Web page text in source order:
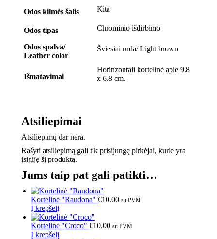
Odos kilmės šalis Kita
Odos tipas Chrominio išdirbimo
Odos spalva/
Leather color
Šviesiai ruda/ Light brown
Išmatavimai
Horinzontali kortelinė apie 9.8
x 6.8 cm.
Atsiliepimai
Atsiliepimų dar nėra.
Rašyti atsiliepimą gali tik prisijungę pirkėjai, kurie yra
įsigiję šį produktą.
Jums taip pat gali patikti…
Kortelinė "Raudona" €10.00 su PVM
Į krepšelį
Kortelinė "Croco" €10.00 su PVM
Į krepšelį